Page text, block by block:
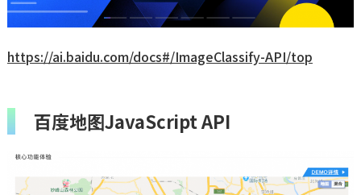
https://ai.baidu.com/docs#/ImageClassify-API/top
百度地图JavaScript API